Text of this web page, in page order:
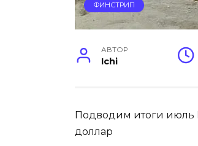
ФИНСТРИП
АВТОР
Ichi
Подводим итоги июль
доллар